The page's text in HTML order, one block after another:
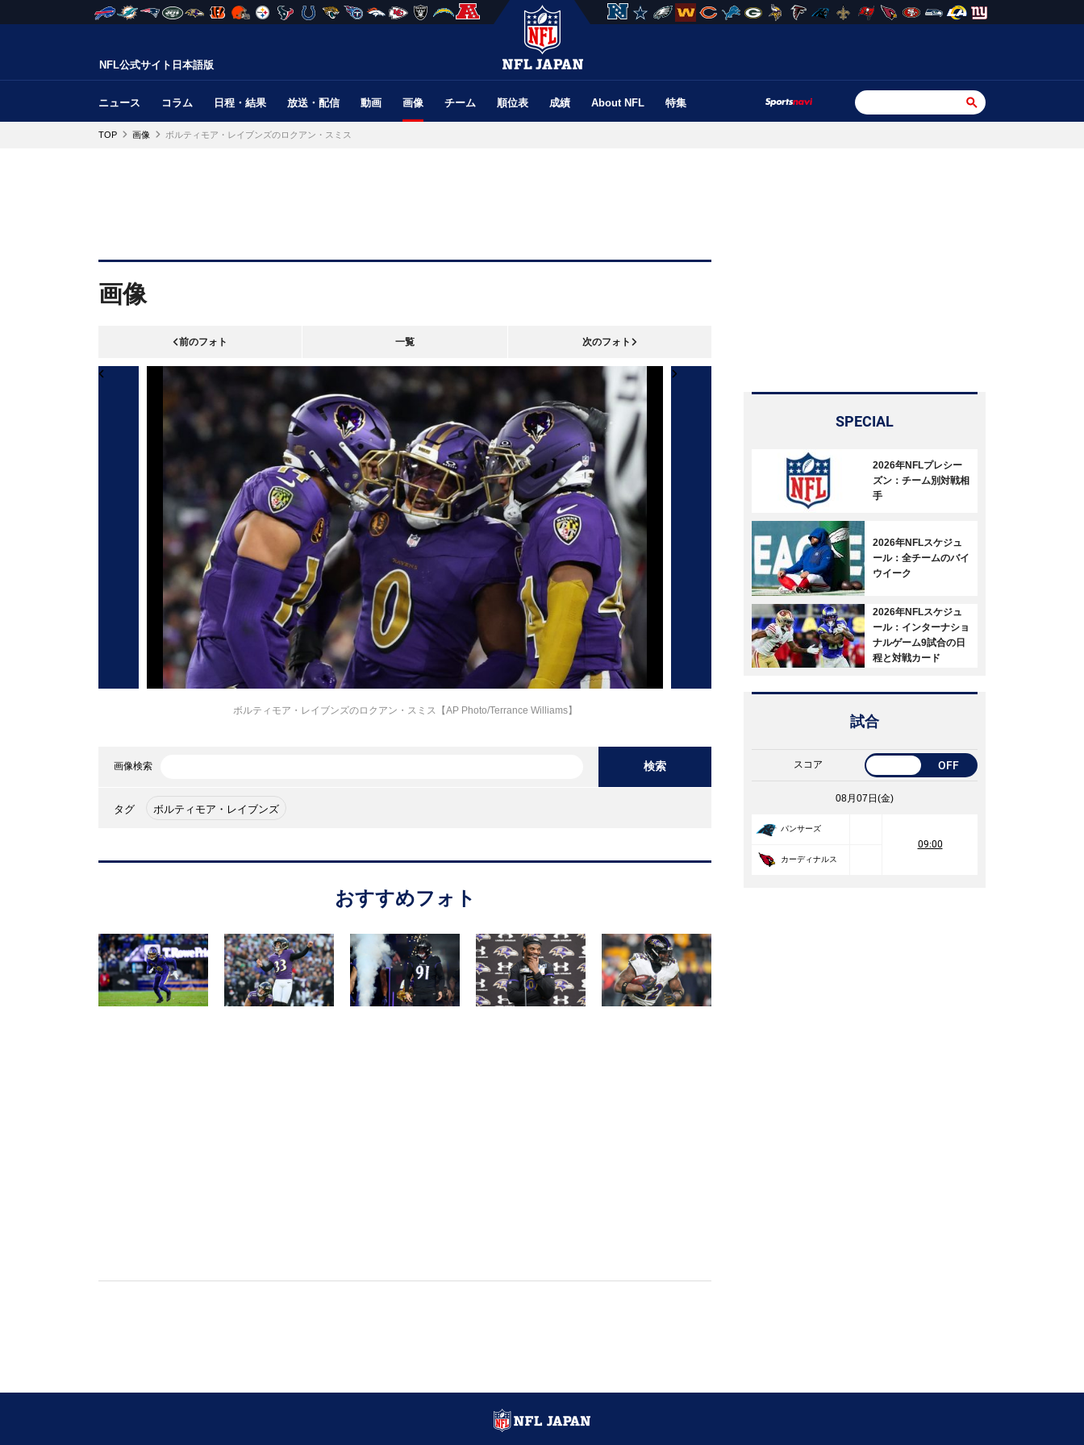
NFL公式サイト日本語版
ニュース コラム 日程・結果 放送・配信 動画 画像 チーム 順位表 成績 About NFL 特集
TOP 画像 ボルティモア・レイブンズのロクアン・スミス
画像
前のフォト 一覧 次のフォト
ボルティモア・レイブンズのロクアン・スミス【AP Photo/Terrance Williams】
画像検索 検索
タグ ボルティモア・レイブンズ
おすすめフォト
SPECIAL
2026年NFLプレシー
ズン：チーム別対戦相
手
2026年NFLスケジュ
ール：全チームのバイ
ウイーク
2026年NFLスケジュ
ール：インターナショ
ナルゲーム9試合の日
程と対戦カード
試合
スコア OFF
08月07日(金)
パンサーズ
09:00
カーディナルス